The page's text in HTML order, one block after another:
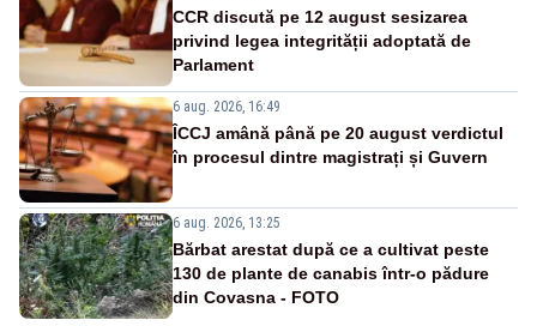
CCR discută pe 12 august sesizarea
privind legea integrității adoptată de
Parlament
6 aug. 2026, 16:49
ÎCCJ amână până pe 20 august verdictul
în procesul dintre magistrați și Guvern
6 aug. 2026, 13:25
Bărbat arestat după ce a cultivat peste
130 de plante de canabis într-o pădure
din Covasna - FOTO